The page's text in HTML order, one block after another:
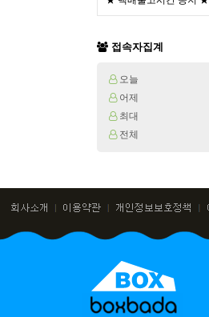
접속자집계
오늘
어제
최대
전체